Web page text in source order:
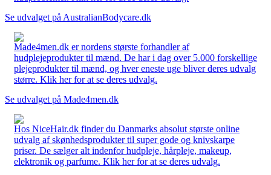
Se udvalget på AustralianBodycare.dk
Made4men.dk er nordens største forhandler af
hudplejeprodukter til mænd. De har i dag over 5.000 forskellige
plejeprodukter til mænd, og hver eneste uge bliver deres udvalg
større. Klik her for at se deres udvalg.
Se udvalget på Made4men.dk
Hos NiceHair.dk finder du Danmarks absolut største online
udvalg af skønhedsprodukter til super gode og knivskarpe
priser. De sælger alt indenfor hudpleje, hårpleje, makeup,
elektronik og parfume. Klik her for at se deres udvalg.